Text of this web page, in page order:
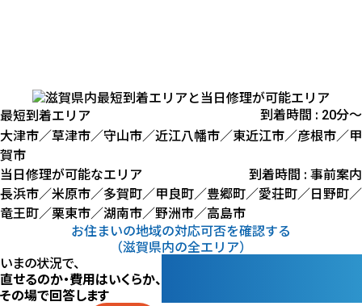
最短到着エリア 到着時間 : 20分〜
大津市／草津市／守山市／近江八幡市／東近江市／彦根市／甲
賀市
当日修理が可能なエリア
到着時間 : 事前案内
長浜市／米原市／多賀町／甲良町／豊郷町／愛荘町／日野町／
竜王町／栗東市／湖南市／野洲市／高島市
お住まいの地域の対応可否を確認する
（滋賀県内の全エリア）
いまの状況で、
直せるのか・費用はいくらか、
その場で回答します